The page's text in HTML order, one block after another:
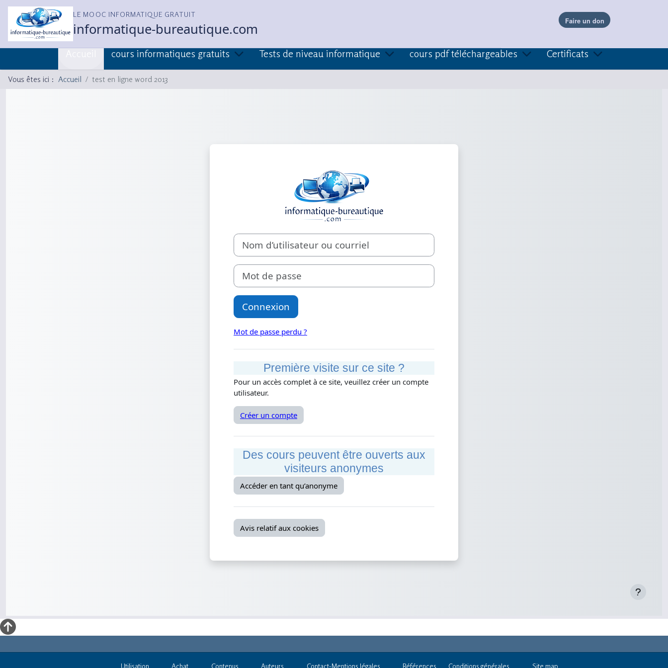
LE MOOC INFORMATIQUE GRATUIT
informatique-bureautique.com
cours informatiques gratuits Tests de niveau informatique cours pdf téléchargeables Certificats
Vous êtes ici : Accueil test en ligne word 2013
Utilisation Achat Contenus Auteurs Contact-Mentions légales Références Conditions générales Site map